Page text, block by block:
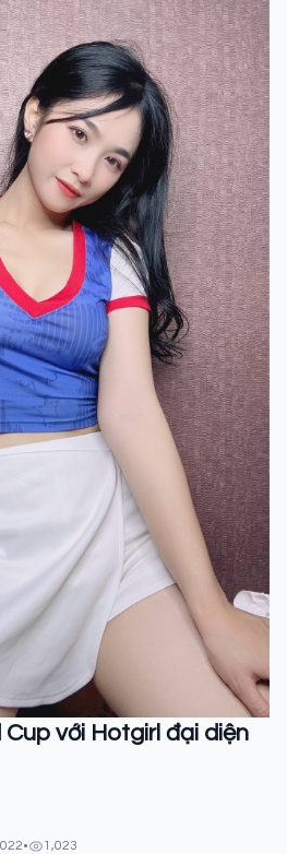
với Hotgirl đại diện
• 1,023